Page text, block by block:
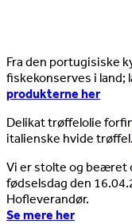
Fra den portugisiske
fiskekonserves i land;
produkterne her
Delikat trøffelolie
italienske hvide trøffel.
Vi er stolte og beæret
fødselsdag den
Hofleverandør.
Se mere her